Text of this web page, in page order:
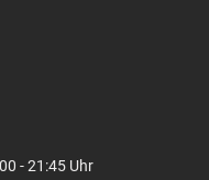
- 21:45 Uhr